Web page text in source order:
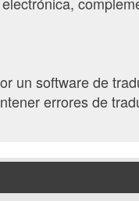
un software de
errores de